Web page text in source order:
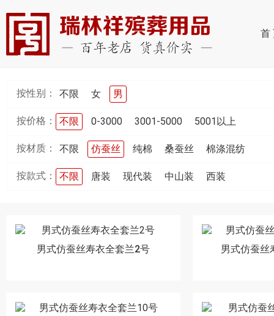
首
按性别： 不限 女 男
按价格： 不限 0-3000 3001-5000 5001以上
按材质： 不限 仿蚕丝 纯棉 桑蚕丝 棉涤混纺
按款式： 不限 唐装 现代装 中山装 西装
男式仿蚕丝寿衣全套兰2号 男式仿蚕丝